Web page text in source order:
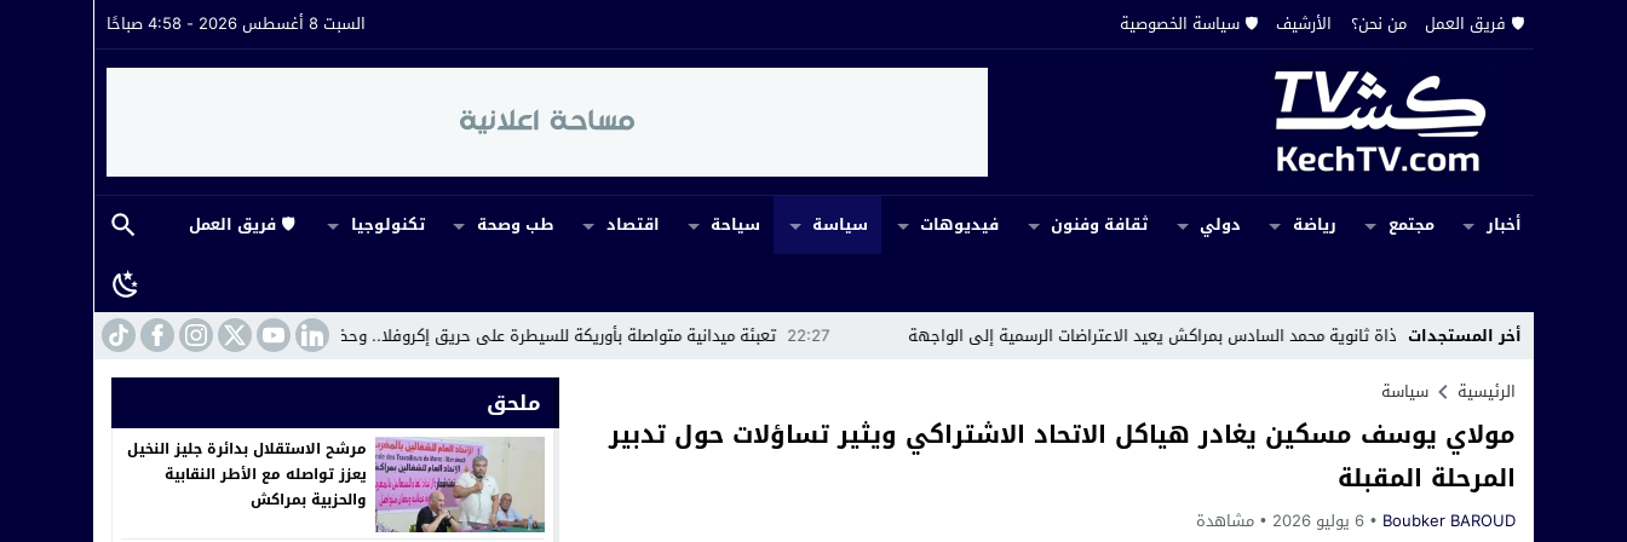
🛡️ فريق العمل من نحن؟ الأرشيف 🛡️ سياسة الخصوصية السبت 8 أغسطس 2026 - 4:58 صباحًا
أخبار مجتمع رياضة دولي ثقافة وفنون فيديوهات سياسة سياحة اقتصاد طب وصحة تكنولوجيا 🛡️ فريق العمل
أخر المستجدات 22:27 تعبئة ميدانية متواصلة بأوريكة للسيطرة على حريق إكروفلا.. وحضور ميداني لافت لقائد القيادة 22:16 مراكش.. القضاء يفتح ملف
هوائي بمحاذاة ثانوية محمد السادس بمراكش يعيد الاعتراضات الرسمية إلى الواجهة
الرئيسية
سياسة
مولاي يوسف مسكين يغادر هياكل الاتحاد الاشتراكي ويثير تساؤلات حول تدبير
المرحلة المقبلة
Boubker BAROUD 6 يوليو 2026 مشاهدة
ملحق
مرشح الاستقلال بدائرة جليز النخيل
يعزز تواصله مع الأطر النقابية
والحزبية بمراكش